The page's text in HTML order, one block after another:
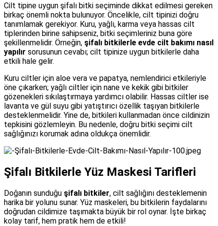
Cilt tipine uygun şifalı bitki seçiminde dikkat edilmesi gereken
birkaç önemli nokta bulunuyor. Öncelikle, cilt tipinizi doğru
tanımlamak gerekiyor. Kuru, yağlı, karma veya hassas cilt
tiplerinden birine sahipseniz, bitki seçimleriniz buna göre
şekillenmelidir. Örneğin, şifalı bitkilerle evde cilt bakımı nasıl
yapılır sorusunun cevabı; cilt tipinize uygun bitkilerle daha
etkili hale gelir.
Kuru ciltler için aloe vera ve papatya, nemlendirici etkileriyle
öne çıkarken; yağlı ciltler için nane ve kekik gibi bitkiler
gözenekleri sıkılaştırmaya yardımcı olabilir. Hassas ciltler ise
lavanta ve gül suyu gibi yatıştırıcı özellik taşıyan bitkilerle
desteklenmelidir. Yine de, bitkileri kullanmadan önce cildinizin
tepkisini gözlemleyin. Bu nedenle, doğru bitki seçimi cilt
sağlığınızı korumak adına oldukça önemlidir.
Şifalı Bitkilerle Yüz Maskesi Tarifleri
Doğanın sunduğu şifalı bitkiler, cilt sağlığını desteklemenin
harika bir yolunu sunar. Yüz maskeleri, bu bitkilerin faydalarını
doğrudan cildimize taşımakta büyük bir rol oynar. İşte birkaç
kolay tarif, hem pratik hem de etkili!